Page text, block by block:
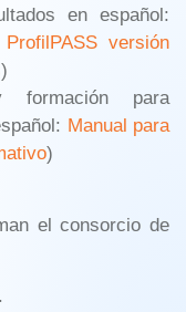
en español:
ProfilPASS versión
)
formación para
Manual para
)
el consorcio de